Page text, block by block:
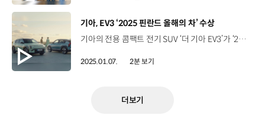
[동영상]
기아, EV3 ‘2025 핀란드 올해의 차’ 수상
기아의 전용 콤팩트 전기 SUV ‘더 기아 EV3’가 ‘2025 핀란드 올해의 차’로 선정됐습니다. 올해로 11회째를 맞이하는 '핀란드 올해의 차'는 핀란드 자동차 기자협회가 주관하는 최고 권위의 상인데요. EV3는 전기차 대중화를 선도하고자 개발한 전략 모델로, 605km의 1회 충전주행거리와 넉넉한 실내 공간, 차급 이상의 다양한 편의사양과 합리적인 가격대 등으로 심사위원들에게 높은 평가를 받았는데요. 총 195점을 얻어, 최종 후보에 오른 르노 세닉과 시트로엥 C3, 다치아 더스터 등을 제치고 최고의 자리에 올랐습니다. 2023년 니로 EV를 시작으로 2024년 코나 일렉트릭, 2025년 EV3까지, 현대자동차그룹 전동화 모델이 전기차 최대 격전지 중 하나인 핀란드에서 3년 연속 최고의 차에 이름을 올리며, 현대자동차그룹의 우수한 전동화 기술력을 다시 한번 입증했습니다.
2025.01.07. 2분 보기
더보기